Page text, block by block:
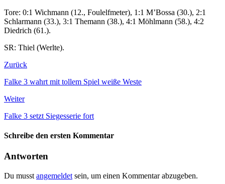
Tore: 0:1 Wichmann (12., Foulelfmeter), 1:1 M’Bossa (30.), 2:1
Schlarmann (33.), 3:1 Themann (38.), 4:1 Möhlmann (58.), 4:2
Diedrich (61.).
SR: Thiel (Werlte).
Zurück
Falke 3 wahrt mit tollem Spiel weiße Weste
Weiter
Falke 3 setzt Siegesserie fort
Schreibe den ersten Kommentar
Antworten
Du musst angemeldet sein, um einen Kommentar abzugeben.